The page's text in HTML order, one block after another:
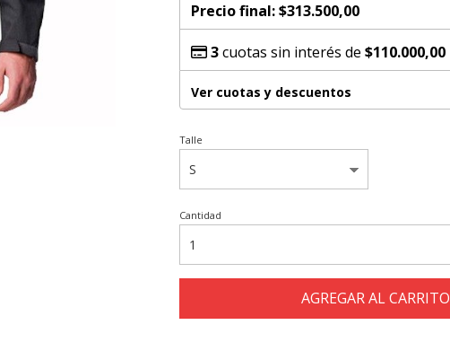
Precio final:$313.500,00
3cuotas sin interés de $110.000,00
Ver cuotas y descuentos
Talle
Cantidad
AGREGAR AL CARRITO